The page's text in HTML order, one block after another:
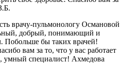
врачу-пульмонологу Османовой
добрый, понимающий и
Побольше бы таких врачей!
вам за то, что у вас работает
умный специалист! Ахмедова